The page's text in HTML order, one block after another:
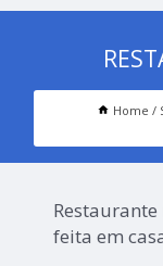
Home
feita em